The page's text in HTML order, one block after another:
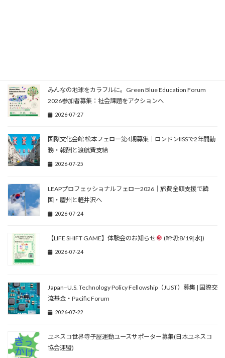
みんなの地球をカラフルに。Green Blue Education Forum
2026参加者募集：社会課題をアクションへ
2026-07-27
国際文化会館 松本フェロー第4期募集｜ロンドンIISSで2年間勤
務・報酬と渡航費支給
2026-07-25
LEAPプロフェッショナルフェロー2026｜旅費全額支援で韓
国・慶州と軽井沢へ
2026-07-24
【LIFE SHIFT GAME】体験会のお知らせ (締切:8/19[水])
2026-07-24
Japan–U.S. Technology Policy Fellowship（JUST）募集 | 国際交
流基金・Pacific Forum
2026-07-22
ユネスコ世界寺子屋運動ユースサポーター募集(日本ユネスコ
協会連盟)